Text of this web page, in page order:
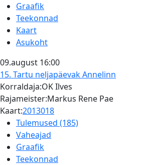
Graafik
Teekonnad
Kaart
Asukoht
09.august 16:00
15. Tartu neljapäevakAnnelinn
Korraldaja:OK Ilves
Rajameister:Markus Rene Pae
Kaart:2013018
Tulemused (185)
Vaheajad
Graafik
Teekonnad